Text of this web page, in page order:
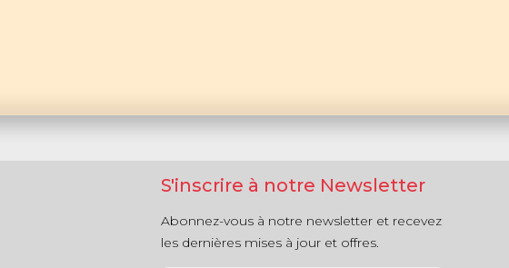
S'inscrire à notre Newsletter
Abonnez-vous à notre newsletter et recevez
les dernières mises à jour et offres.